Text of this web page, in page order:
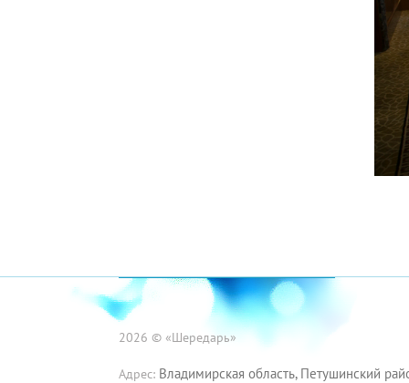
2026 © «Шередарь»
Адрес: Владимирская область, Петушинский